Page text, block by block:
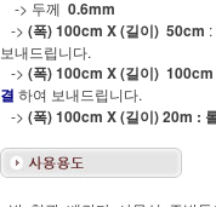
-> 두께 0.6mm
-> (폭) 100cm X (길이) 50cm
보내드립니다.
-> (폭) 100cm X (길이) 100cm
결 하여 보내드립니다.
-> (폭) 100cm X (길이) 20m :